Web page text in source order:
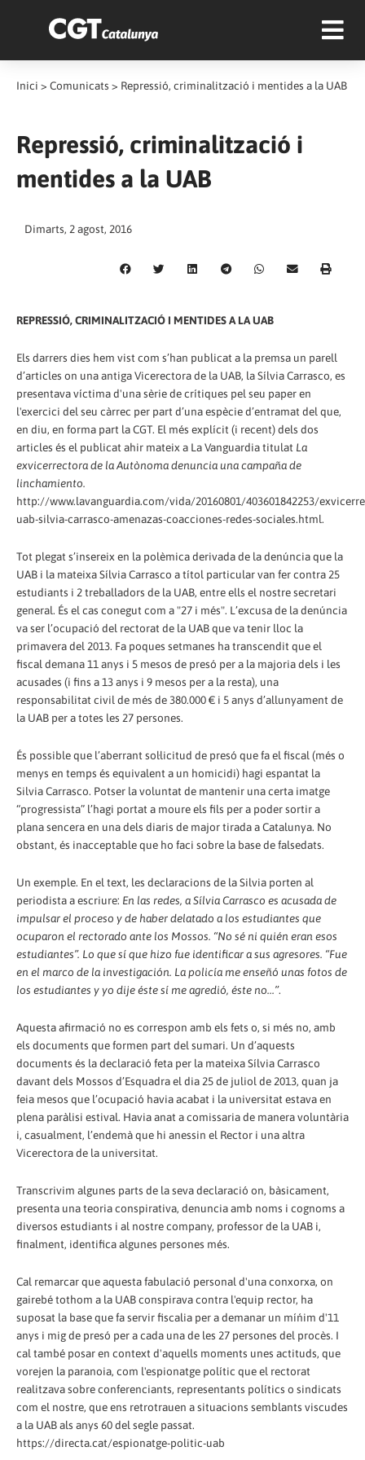
Inici > Comunicats > Repressió, criminalització i mentides a la UAB
Repressió, criminalització i
mentides a la UAB
Dimarts, 2 agost, 2016
REPRESSIÓ, CRIMINALITZACIÓ I MENTIDES A LA UAB
Els darrers dies hem vist com s’han publicat a la premsa un parell
d’articles on una antiga Vicerectora de la UAB, la Sílvia Carrasco, es
presentava víctima d'una sèrie de crítiques pel seu paper en
l'exercici del seu càrrec per part d’una espècie d’entramat del que,
en diu, en forma part la CGT. El més explícit (i recent) dels dos
articles és el publicat ahir mateix a La Vanguardia titulat La
exvicerrectora de la Autònoma denuncia una campaña de
linchamiento.
http://www.lavanguardia.com/vida/20160801/403601842253/
uab-silvia-carrasco-amenazas-coacciones-redes-sociales.html.
Tot plegat s’insereix en la polèmica derivada de la denúncia que la
UAB i la mateixa Sílvia Carrasco a títol particular van fer contra 25
estudiants i 2 treballadors de la UAB, entre ells el nostre secretari
general. És el cas conegut com a "27 i més". L’excusa de la denúncia
va ser l’ocupació del rectorat de la UAB que va tenir lloc la
primavera del 2013. Fa poques setmanes ha transcendit que el
fiscal demana 11 anys i 5 mesos de presó per a la majoria dels i les
acusades (i fins a 13 anys i 9 mesos per a la resta), una
responsabilitat civil de més de 380.000 € i 5 anys d’allunyament de
la UAB per a totes les 27 persones.
És possible que l’aberrant sol·licitud de presó que fa el fiscal (més o
menys en temps és equivalent a un homicidi) hagi espantat la
Silvia Carrasco. Potser la voluntat de mantenir una certa imatge
“progressista” l’hagi portat a moure els fils per a poder sortir a
plana sencera en una dels diaris de major tirada a Catalunya. No
obstant, és inacceptable que ho faci sobre la base de falsedats.
Un exemple. En el text, les declaracions de la Silvia porten al
periodista a escriure: En las redes, a Sílvia Carrasco es acusada de
impulsar el proceso y de haber delatado a los estudiantes que
ocuparon el rectorado ante los Mossos. “No sé ni quién eran esos
estudiantes”. Lo que sí que hizo fue identificar a sus agresores. “Fue
en el marco de la investigación. La policía me enseñó unas fotos de
los estudiantes y yo dije éste sí me agredió, éste no...”.
Aquesta afirmació no es correspon amb els fets o, si més no, amb
els documents que formen part del sumari. Un d’aquests
documents és la declaració feta per la mateixa Sílvia Carrasco
davant dels Mossos d’Esquadra el dia 25 de juliol de 2013, quan ja
feia mesos que l’ocupació havia acabat i la universitat estava en
plena paràlisi estival. Havia anat a comissaria de manera voluntària
i, casualment, l’endemà que hi anessin el Rector i una altra
Vicerectora de la universitat.
Transcrivim algunes parts de la seva declaració on, bàsicament,
presenta una teoria conspirativa, denuncia amb noms i cognoms a
diversos estudiants i al nostre company, professor de la UAB i,
finalment, identifica algunes persones més.
Cal remarcar que aquesta fabulació personal d'una conxorxa, on
gairebé tothom a la UAB conspirava contra l'equip rector, ha
suposat la base que fa servir fiscalia per a demanar un míńim d'11
anys i mig de presó per a cada una de les 27 persones del procès. I
cal també posar en context d'aquells moments unes actituds, que
vorejen la paranoia, com l'espionatge polític que el rectorat
realitzava sobre conferenciants, representants polítics o sindicats
com el nostre, que ens retrotrauen a situacions semblants viscudes
a la UAB als anys 60 del segle passat.
https://directa.cat/espionatge-politic-uab